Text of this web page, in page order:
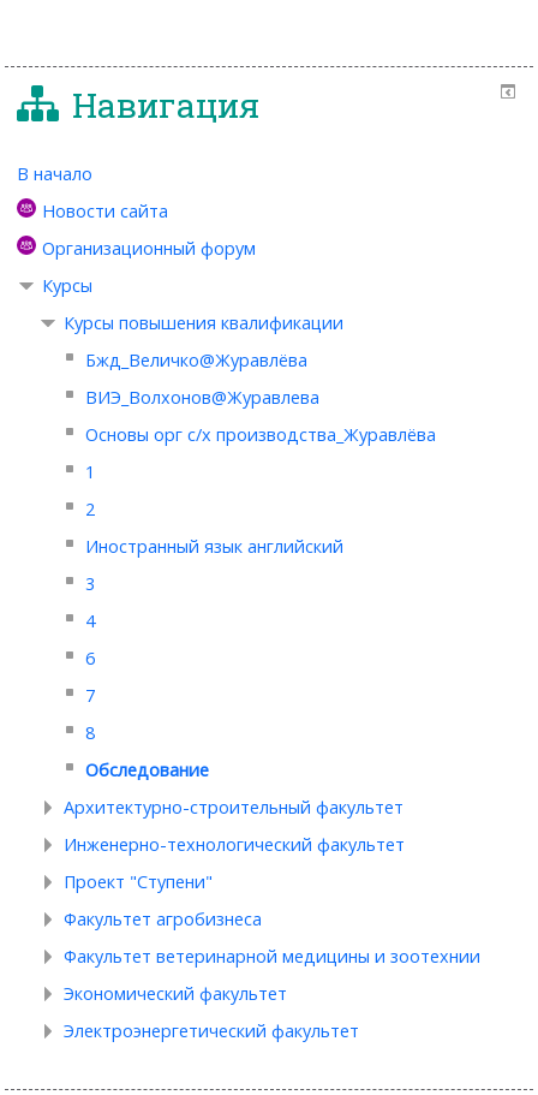
Навигация
В начало
Новости сайта
Организационный форум
Курсы
Курсы повышения квалификации
Бжд_Величко@Журавлёва
ВИЭ_Волхонов@Журавлева
Основы орг с/х производства_Журавлёва
1
2
Иностранный язык английский
3
4
6
7
8
Обследование
Архитектурно-строительный факультет
Инженерно-технологический факультет
Проект "Ступени"
Факультет агробизнеса
Факультет ветеринарной медицины и зоотехнии
Экономический факультет
Электроэнергетический факультет